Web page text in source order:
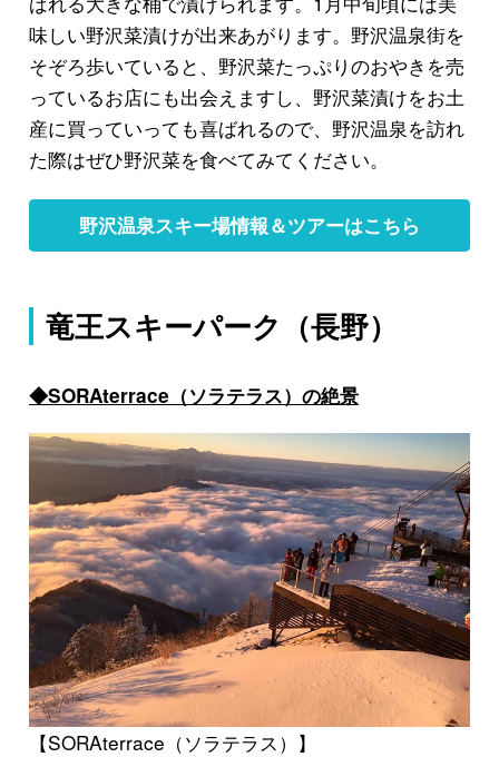
味しい野沢菜漬けが出来あがります。野沢温泉街を
そぞろ歩いていると、野沢菜たっぷりのおやきを売
っているお店にも出会えますし、野沢菜漬けをお土
産に買っていっても喜ばれるので、野沢温泉を訪れ
た際はぜひ野沢菜を食べてみてください。
野沢温泉スキー場情報＆ツアーはこちら
竜王スキーパーク（長野）
◆SORAterrace（ソラテラス）の絶景
【SORAterrace（ソラテラス）】